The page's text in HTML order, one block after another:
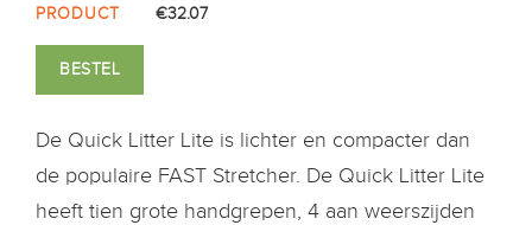
PRODUCT €32.07
BESTEL
De Quick Litter Lite is lichter en compacter dan
de populaire FAST Stretcher. De Quick Litter Lite
heeft tien grote handgrepen, 4 aan weerszijden